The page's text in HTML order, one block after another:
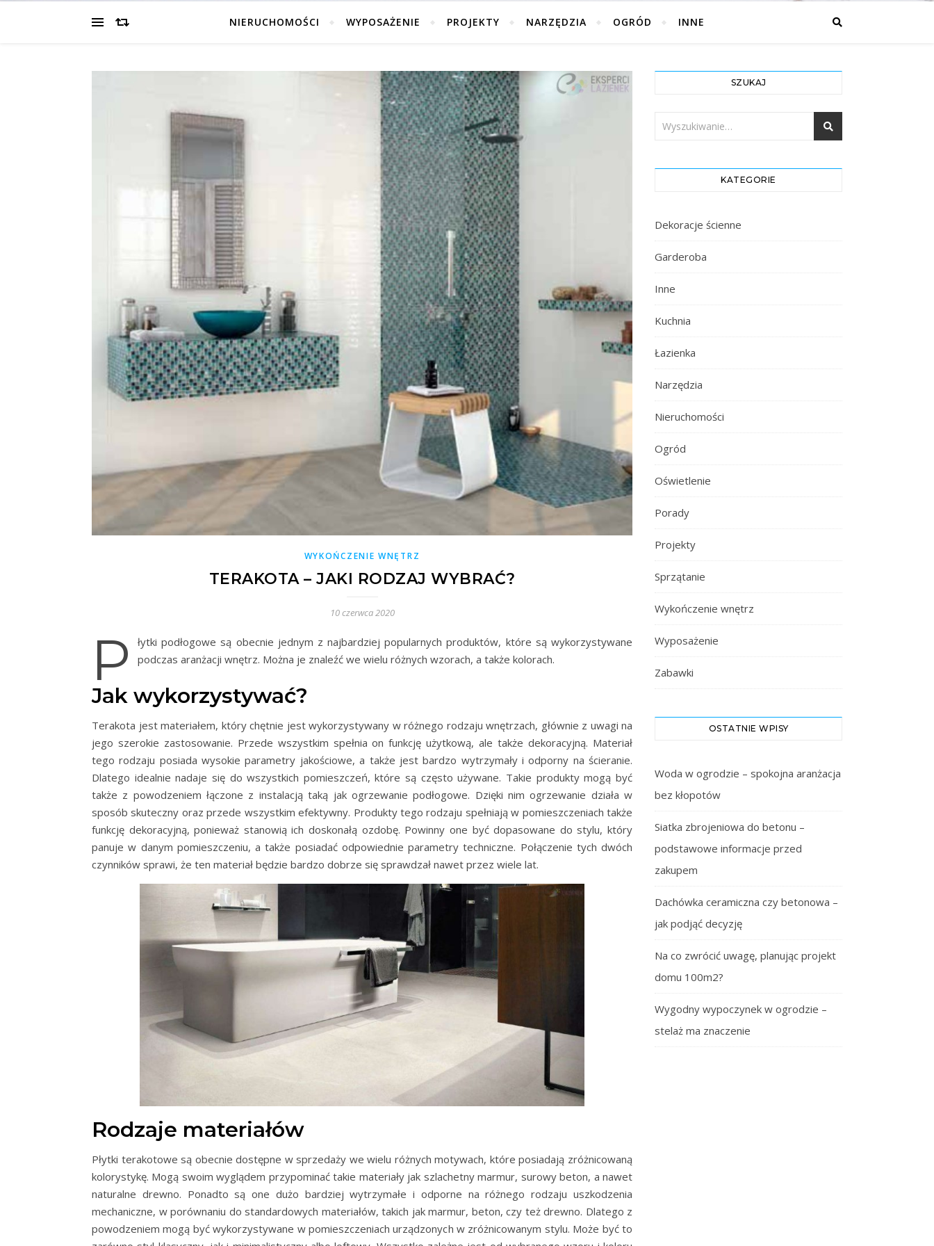
NIERUCHOMOŚCI WYPOSAŻENIE PROJEKTY NARZĘDZIA OGRÓD INNE
WYKOŃCZENIE WNĘTRZ
TERAKOTA – JAKI RODZAJ WYBRAĆ?
10 czerwca 2020
P
łytki podłogowe są obecnie jednym z najbardziej popularnych produktów, które są wykorzystywane
podczas aranżacji wnętrz. Można je znaleźć we wielu różnych wzorach, a także kolorach.
Jak wykorzystywać?
Terakota jest materiałem, który chętnie jest wykorzystywany w różnego rodzaju wnętrzach, głównie z uwagi na
jego szerokie zastosowanie. Przede wszystkim spełnia on funkcję użytkową, ale także dekoracyjną. Materiał
tego rodzaju posiada wysokie parametry jakościowe, a także jest bardzo wytrzymały i odporny na ścieranie.
Dlatego idealnie nadaje się do wszystkich pomieszczeń, które są często używane. Takie produkty mogą być
także z powodzeniem łączone z instalacją taką jak ogrzewanie podłogowe. Dzięki nim ogrzewanie działa w
sposób skuteczny oraz przede wszystkim efektywny. Produkty tego rodzaju spełniają w pomieszczeniach także
funkcję dekoracyjną, ponieważ stanowią ich doskonałą ozdobę. Powinny one być dopasowane do stylu, który
panuje w danym pomieszczeniu, a także posiadać odpowiednie parametry techniczne. Połączenie tych dwóch
czynników sprawi, że ten materiał będzie bardzo dobrze się sprawdzał nawet przez wiele lat.
Rodzaje materiałów
Płytki terakotowe są obecnie dostępne w sprzedaży we wielu różnych motywach, które posiadają zróżnicowaną
kolorystykę. Mogą swoim wyglądem przypominać takie materiały jak szlachetny marmur, surowy beton, a nawet
naturalne drewno. Ponadto są one dużo bardziej wytrzymałe i odporne na różnego rodzaju uszkodzenia
mechaniczne, w porównaniu do standardowych materiałów, takich jak marmur, beton, czy też drewno. Dlatego z
powodzeniem mogą być wykorzystywane w pomieszczeniach urządzonych w zróżnicowanym stylu. Może być to
SZUKAJ
KATEGORIE
Dekoracje ścienne
Garderoba
Inne
Kuchnia
Łazienka
Narzędzia
Nieruchomości
Ogród
Oświetlenie
Porady
Projekty
Sprzątanie
Wykończenie wnętrz
Wyposażenie
Zabawki
OSTATNIE WPISY
Woda w ogrodzie – spokojna aranżacja
bez kłopotów
Siatka zbrojeniowa do betonu –
podstawowe informacje przed
zakupem
Dachówka ceramiczna czy betonowa –
jak podjąć decyzję
Na co zwrócić uwagę, planując projekt
domu 100m2?
Wygodny wypoczynek w ogrodzie –
stelaż ma znaczenie